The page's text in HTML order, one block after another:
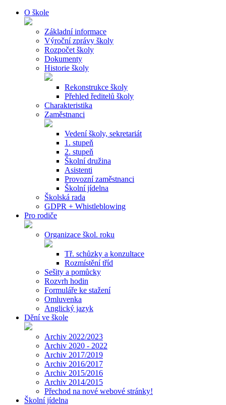
O škole
Základní informace
Výroční zprávy školy
Rozpočet školy
Dokumenty
Historie školy
Rekonstrukce školy
Přehled ředitelů školy
Charakteristika
Zaměstnanci
Vedení školy, sekretariát
1. stupeň
2. stupeň
Školní družina
Asistenti
Provozní zaměstnanci
Školní jídelna
Školská rada
GDPR + Whistleblowing
Pro rodiče
Organizace škol. roku
Tř. schůzky a konzultace
Rozmístění tříd
Sešity a pomůcky
Rozvrh hodin
Formuláře ke stažení
Omluvenka
Anglický jazyk
Dění ve škole
Archiv 2022/2023
Archiv 2020 - 2022
Archiv 2017/2019
Archiv 2016/2017
Archiv 2015/2016
Archiv 2014/2015
Přechod na nové webové stránky!
Školní jídelna